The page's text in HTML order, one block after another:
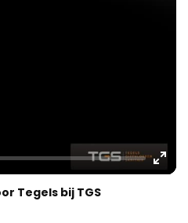
Tegels bij TGS